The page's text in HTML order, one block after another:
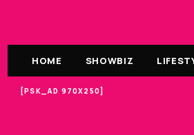
HOME SHOWBIZ
[PSK_AD 970X250]